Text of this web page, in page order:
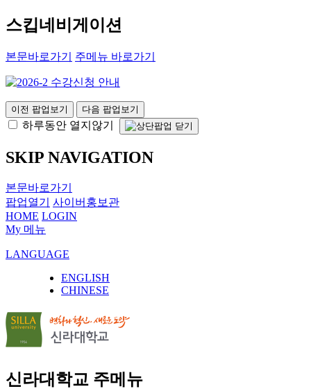
스킵네비게이션
본문바로가기 주메뉴 바로가기
이전 팝업보기 다음 팝업보기
하루동안 열지않기
SKIP NAVIGATION
본문바로가기
팝업열기
사이버홍보관
HOME LOGIN
My 메뉴
LANGUAGE
ENGLISH
CHINESE
신라대학교 주메뉴